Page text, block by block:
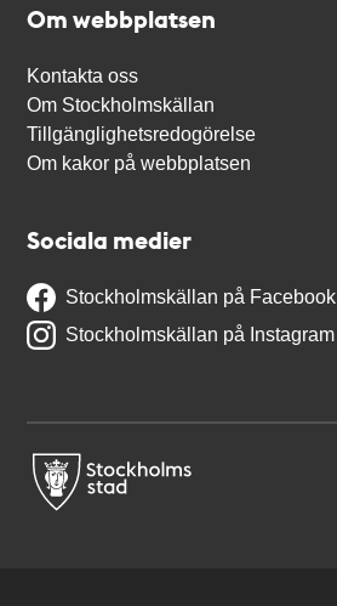
Om webbplatsen
Kontakta oss
Om Stockholmskällan
Tillgänglighetsredogörelse
Om kakor på webbplatsen
Sociala medier
Stockholmskällan på Facebook
Stockholmskällan på Instagram